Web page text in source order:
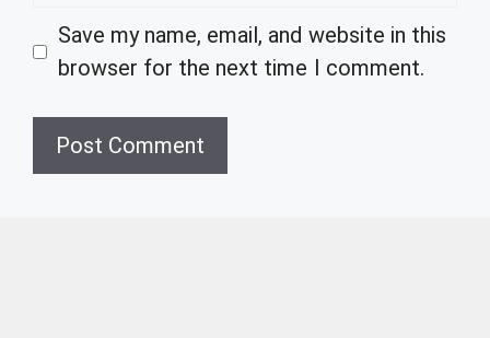
Save my name, email, and website in this
browser for the next time I comment.